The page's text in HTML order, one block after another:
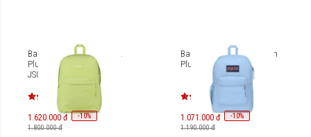
Balo Jansport SuperBreak
Plus FX 26L Soft Nylon
JS0A4QUA
1.620.000 đ -10%
1.800.000 đ
Balo Jansport Cross Town
Plus 26L JS0A7ZNZ
1.071.000 đ -10%
1.190.000 đ